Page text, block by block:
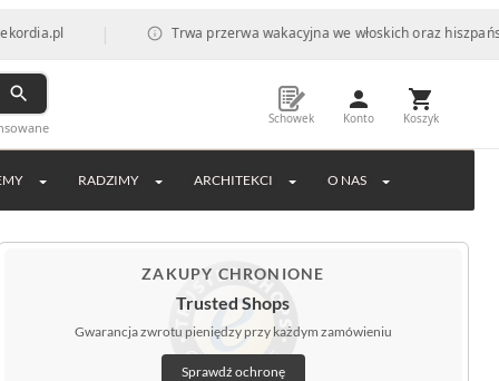
| Trwa przerwa wakacyjna we włoskich oraz hiszpańskich
Schowek Konto Koszyk
RADZIMY ARCHITEKCI O NAS
ZAKUPY CHRONIONE
Trusted Shops
Gwarancja zwrotu pieniędzy przy każdym zamówieniu
Sprawdź ochronę